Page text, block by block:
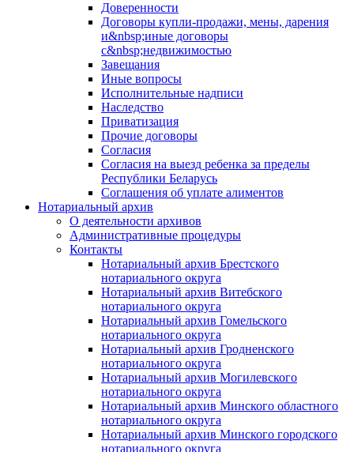
Доверенности
Договоры купли-продажи, мены, дарения
и&nbsp;иные договоры
с&nbsp;недвижимостью
Завещания
Иные вопросы
Исполнительные надписи
Наследство
Приватизация
Прочие договоры
Согласия
Согласия на выезд ребенка за пределы
Республики Беларусь
Соглашения об уплате алиментов
Нотариальный архив
О деятельности архивов
Административные процедуры
Контакты
Нотариальный архив Брестского
нотариального округа
Нотариальный архив Витебского
нотариального округа
Нотариальный архив Гомельского
нотариального округа
Нотариальный архив Гродненского
нотариального округа
Нотариальный архив Могилевского
нотариального округа
Нотариальный архив Минского областного
нотариального округа
Нотариальный архив Минского городского
нотариального округа